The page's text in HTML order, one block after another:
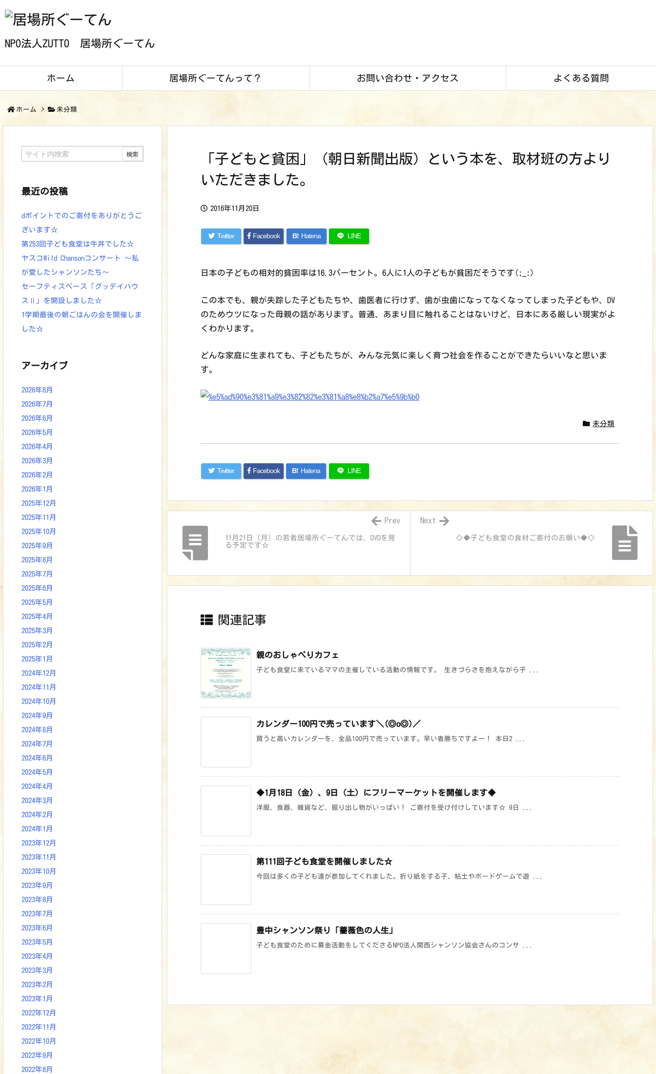
NPO法人ZUTTO 居場所ぐーてん
ホーム 居場所ぐーてんって？ お問い合わせ・アクセス よくある質問
ホーム > 未分類
「子どもと貧困」（朝日新聞出版）という本を、取材班の方より
いただきました。
2016年11月20日
Twitter Facebook B! Hatena LINE
日本の子どもの相対的貧困率は16.3パーセント。6人に1人の子どもが貧困だそうです(;_:)
この本でも、親が失踪した子どもたちや、歯医者に行けず、歯が虫歯になってなくなってしまった子どもや、DV
のためウツになった母親の話があります。普通、あまり目に触れることはないけど、日本にある厳しい現実がよ
くわかります。
どんな家庭に生まれても、子どもたちが、みんな元気に楽しく育つ社会を作ることができたらいいなと思いま
す。
未分類
Twitter Facebook B! Hatena LINE
◇◆子ども食堂の食材ご寄付のお願い◆◇
Next
11月21日（月）の若者居場所ぐーてんでは、DVDを見
る予定です☆
Prev
関連記事
親のおしゃべりカフェ
子ども食堂に来ているママの主催している活動の情報です。 生きづらさを抱えながら子 ...
カレンダー100円で売っています＼(◎o◎)／
買うと高いカレンダーを、全品100円で売っています。早い者勝ちですよー！ 本日2 ...
◆1月18日（金）、9日（土）にフリーマーケットを開催します◆
洋服、食器、雑貨など、掘り出し物がいっぱい！ ご寄付を受け付けしています☆ 9日 ...
第111回子ども食堂を開催しました☆
今回は多くの子ども達が参加してくれました。折り紙をする子、粘土やボードゲームで遊 ...
豊中シャンソン祭り「薔薇色の人生」
子ども食堂のために募金活動をしてくださるNPO法人関西シャンソン協会さんのコンサ ...
最近の投稿
dポイントでのご寄付をありがとうご
ざいます☆
第253回子ども食堂は牛丼でした☆
ヤスコWild Chansonコンサート ～私
が愛したシャンソンたち～
セーフティスペース「グッデイハウ
スⅡ」を開設しました☆
1学期最後の朝ごはんの会を開催しま
した☆
アーカイブ
2026年8月
2026年7月
2026年6月
2026年5月
2026年4月
2026年3月
2026年2月
2026年1月
2025年12月
2025年11月
2025年10月
2025年9月
2025年8月
2025年7月
2025年6月
2025年5月
2025年4月
2025年3月
2025年2月
2025年1月
2024年12月
2024年11月
2024年10月
2024年9月
2024年8月
2024年7月
2024年6月
2024年5月
2024年4月
2024年3月
2024年2月
2024年1月
2023年12月
2023年11月
2023年10月
2023年9月
2023年8月
2023年7月
2023年6月
2023年5月
2023年4月
2023年3月
2023年2月
2023年1月
2022年12月
2022年11月
2022年10月
2022年9月
2022年8月